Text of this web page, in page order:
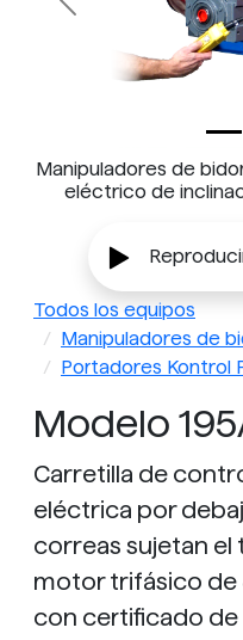
Manipuladores de
eléctrico de
Previous
Todos los equipos
Manipuladores de
Portadores Kontrol
Modelo
Carretilla de
eléctrica por
correas sujetan el
motor trifásico de
con certificado